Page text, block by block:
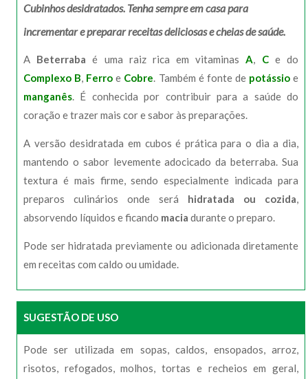
Cubinhos desidratados. Tenha sempre em casa para
incrementar e preparar receitas deliciosas e cheias de saúde.
A Beterraba é uma raiz rica em vitaminas A Ce do
Complexo B Ferro e Cobre . Também é fonte de potássioe
manganês . É conhecida por contribuir para a saúde do
coração e trazer mais cor e sabor às preparações.
A versão desidratada em cubos é prática para o dia a dia,
mantendo o sabor levemente adocicado da beterraba. Sua
textura é mais firme, sendo especialmente indicada para
preparos culinários onde será hidratada ou cozida
absorvendo líquidos e ficando macia durante o preparo.
Pode ser hidratada previamente ou adicionada diretamente
em receitas com caldo ou umidade.
SUGESTÃO DE USO
Pode ser utilizada em sopas, caldos, ensopados, arroz,
risotos, refogados, molhos, tortas e recheios em geral,